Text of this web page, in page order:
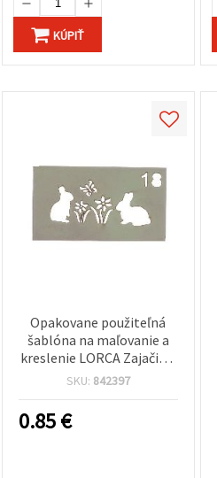
KÚPIŤ
Opakovane použiteľná
šablóna na maľovanie a
kreslenie LORCA Zajačik a
kvety, rozmer motívu 4,3
SKU: 842397
0.85€